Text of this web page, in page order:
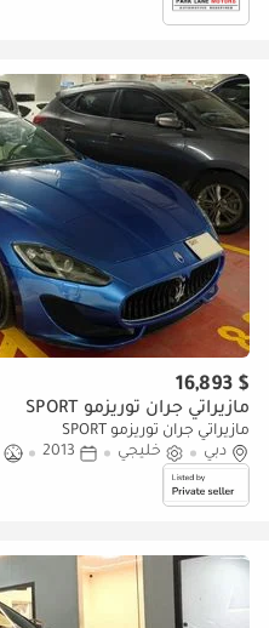
$ 16,893
مازيراتي جران توريزمو SPORT
مازيراتي جران توريزمو SPORT
دبي
خليجي 2013